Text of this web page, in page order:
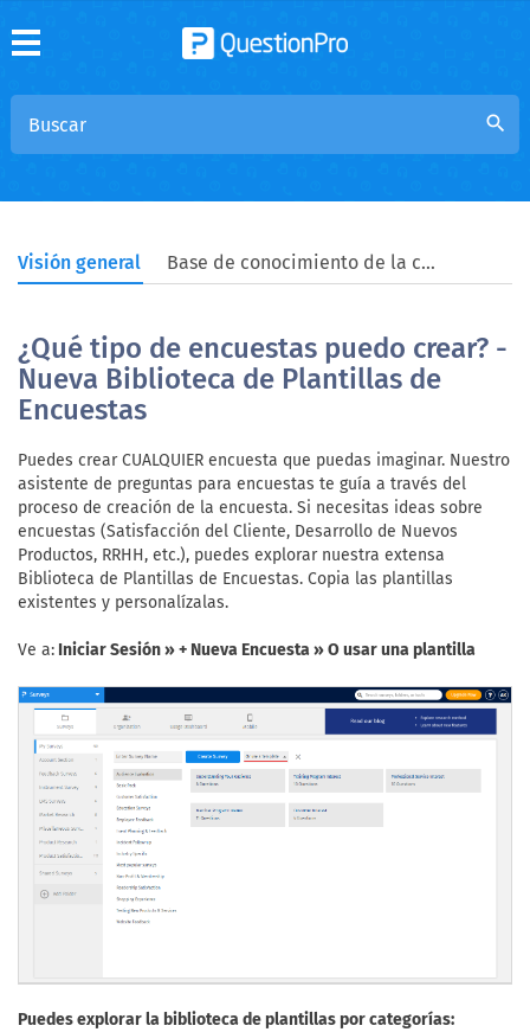
search
Visión general Base de conocimiento de la comunidad
¿Qué tipo de encuestas puedo crear? -
Nueva Biblioteca de Plantillas de
Encuestas
Puedes crear CUALQUIER encuesta que puedas imaginar. Nuestro
asistente de preguntas para encuestas te guía a través del
proceso de creación de la encuesta. Si necesitas ideas sobre
encuestas (Satisfacción del Cliente, Desarrollo de Nuevos
Productos, RRHH, etc.), puedes explorar nuestra extensa
Biblioteca de Plantillas de Encuestas. Copia las plantillas
existentes y personalízalas.
Ve a: Iniciar Sesión » + Nueva Encuesta » O usar una plantilla
Puedes explorar la biblioteca de plantillas por categorías: